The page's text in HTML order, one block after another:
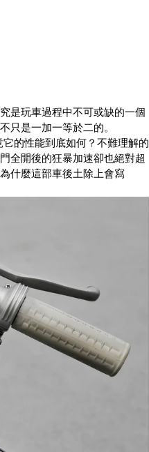
是玩車過程中不可或缺的一個
只是一加一等於二的。
的性能到底如何？不難理解的
全開後的狂暴加速卻也絕對超
什麼這部車後土除上會寫